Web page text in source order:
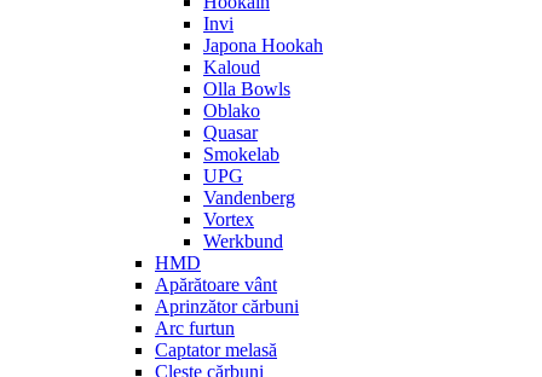
Invi
Japona Hookah
Kaloud
Olla Bowls
Oblako
Quasar
Smokelab
UPG
Vandenberg
Vortex
Werkbund
HMD
Apărătoare vânt
Aprinzător cărbuni
Arc furtun
Captator melasă
Clește cărbuni